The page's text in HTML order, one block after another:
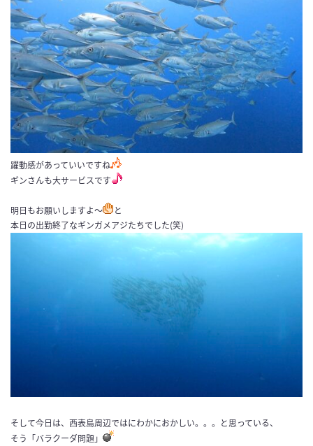
躍動感があっていいですね
ギンさんも大サービスです
明日もお願いしますよ～
と
本日の出勤終了なギンガメアジたちでした(笑)
そして今日は、西表島周辺ではにわかにおかしい。。。と思っている、
そう「バラクーダ問題」